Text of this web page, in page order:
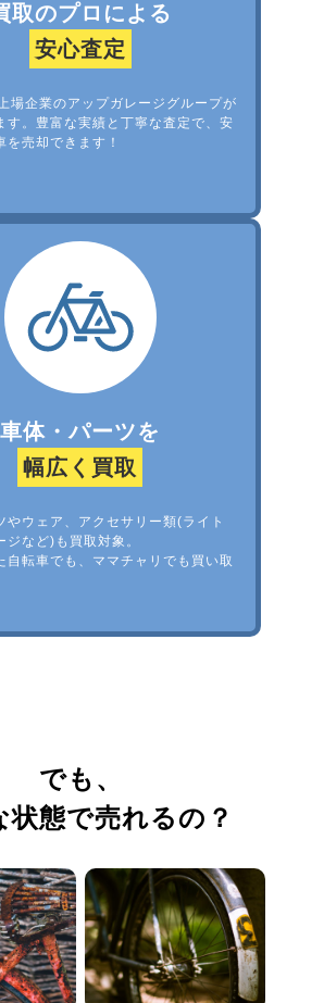
取のプロによる
安心査定
場企業のアップガレージグループが
す。豊富な実績と丁寧な査定で、安
を売却できます！
車体・パーツを
幅広く買取
やウェア、アクセサリー類(ライト
ジなど)も買取対象。
自転車でも、ママチャリでも買い取
でも、
状態で売れるの？